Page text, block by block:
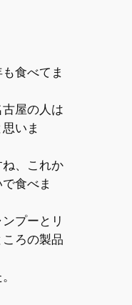
食べてま
屋の人は
いま
、これか
食べま
プーとリ
ろの製品